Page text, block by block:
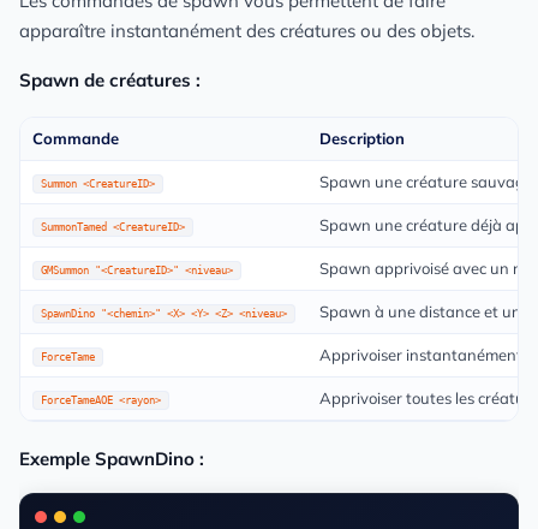
apparaître instantanément des créatures ou des objets.
Spawn de créatures :
Commande Description
Summon <CreatureID> Spawn une créature sauvage
SummonTamed <CreatureID> Spawn une créature déjà
GMSummon "<CreatureID>" <niveau> Spawn apprivoisé avec un
SpawnDino "<chemin>" <X> <Y> <Z> <niveau> Spawn à une distance et un
ForceTame Apprivoiser instantanément
ForceTameAOE <rayon> Apprivoiser toutes les
Exemple SpawnDino :